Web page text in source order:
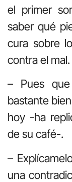
el primer
saber qué
cura sobre
contra el mal.
– Pues
bastante
hoy -ha
de su café-.
–
una